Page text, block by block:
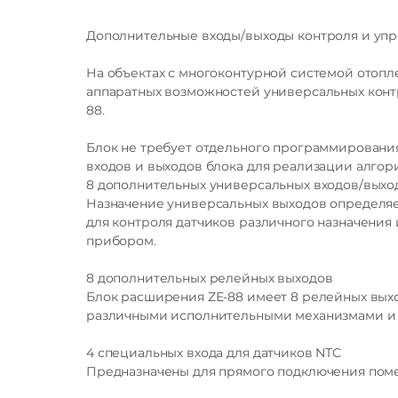
Дополнительные входы/выходы контроля и
На объектах с многоконтурной системой
аппаратных возможностей универсальных
88.
Блок не требует отдельного
входов и выходов блока для реализации
8 дополнительных универсальных входов/
Назначение универсальных выходов
для контроля датчиков различного
прибором.
8 дополнительных релейных выходов
Блок расширения ZE-88 имеет 8 релейных
различными исполнительными механизмами
4 специальных входа для датчиков NTC
Предназначены для прямого подключения
Блок расширения ZONT ZE-88 настраивается
присваиваемое по умолчанию.
Функциональные возможности, способы
документации» контроллера.
красный индикатор. Регулярно загорается –
зеленый индикатор. Серия кратковременных
желтый индикатор. Серия кратковременных
Напряжение питания
Поддерживаемые интерфейсы